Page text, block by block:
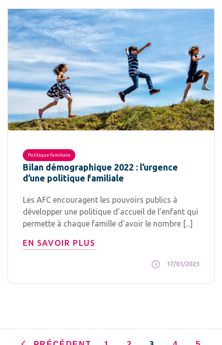
Politique familiale
Bilan démographique 2022 : l’urgence
d’une politique familiale
Les AFC encouragent les pouvoirs publics à
développer une politique d’accueil de l’enfant qui
permette à chaque famille d’avoir le nombre [...]
EN SAVOIR PLUS
17/01/2023